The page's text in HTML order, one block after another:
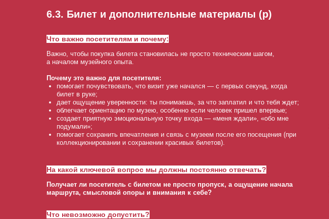
6.3. Билет и дополнительные материалы (р)
Важно, чтобы покупка билета становилась не просто техническим шагом,
а началом музейного опыта.
Почему это важно для посетителя:
помогает почувствовать, что визит уже начался — с первых секунд, когда
билет в руке;
дает ощущение уверенности: ты понимаешь, за что заплатил и что тебя ждет;
облегчает ориентацию по музею, особенно если человек пришел впервые;
создает приятную эмоциональную точку входа — «меня ждали», «обо мне
подумали»;
помогает сохранить впечатления и связь с музеем после его посещения (при
коллекционировании и сохранении красивых билетов).
Получает ли посетитель с билетом не просто пропуск, а ощущение начала
маршрута, смысловой опоры и внимания к себе?
Что важно посетителям и почему:
Что невозможно допустить?
На какой ключевой вопрос мы должны постоянно отвечать?